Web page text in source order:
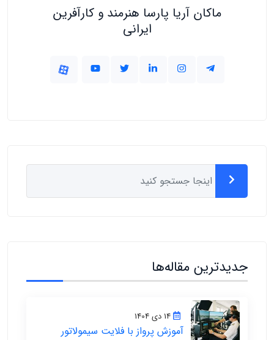
ماکان آریا پارسا هنرمند و کارآفرین
ایرانی
جدیدترین مقاله‌ها
14 دی 1404
آموزش پرواز با فلایت سیمولاتور